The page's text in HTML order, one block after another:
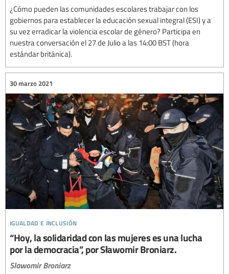
¿Cómo pueden las comunidades escolares trabajar con los
gobiernos para establecer la educación sexual integral (ESI) y a
su vez erradicar la violencia escolar de género? Participa en
nuestra conversación el 27 de Julio a las 14:00 BST (hora
estándar británica).
igualdad e inclusión
30 marzo 2021
“Hoy, la solidaridad con las mujeres es una lucha
por la democracia”, por Sławomir Broniarz.
Slawomir Broniarz